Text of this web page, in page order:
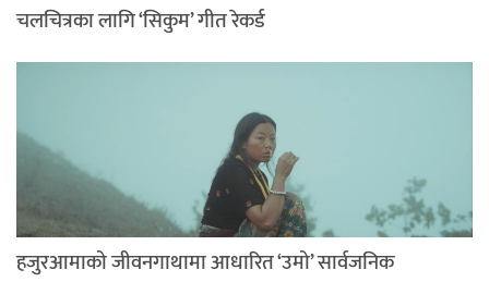
चलचित्रका लागि ‘सिकुम’ गीत रेकर्ड
हजुरआमाको जीवनगाथामा आधारित ‘उमो’ सार्वजनिक